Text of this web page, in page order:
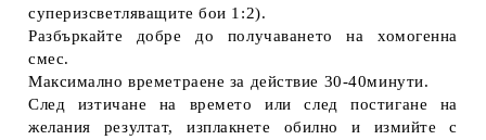
суперизсветляващите бои 1:2).
Разбъркайте добре до получаването на хомогенна
смес.
Максимално времетраене за действие 30-40минути.
След изтичане на времето или след постигане на
желания резултат, изплакнете обилно и измийте с